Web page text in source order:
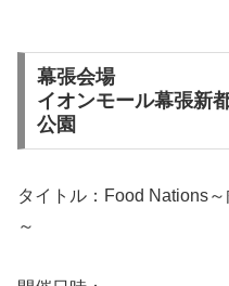
幕張会場
イオンモール幕張新
公園
タイトル：Food Nations
～